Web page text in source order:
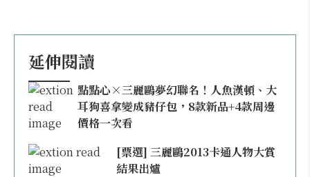
延伸閱讀
點點心×三麗鷗夢幻聯名！人魚漢頓、大
耳狗喜拿變成豬仔包，8款新品+4款周邊
價格一次看
[票選] 三麗鷗2013卡通人物大賞
結果出爐